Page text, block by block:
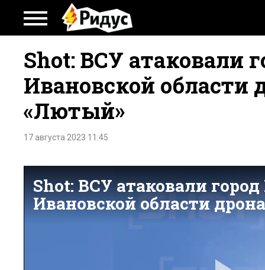
Shot: ВСУ атаковали
Ивановской области
«Лютый»
17 августа 2023 11:45